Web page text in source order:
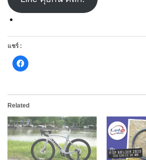
แชร์ :
Click
to
(Opens
in
new
Related